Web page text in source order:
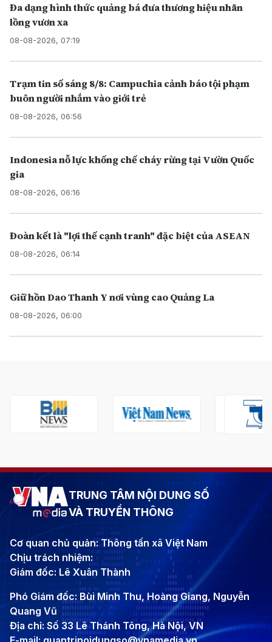
Đa dạng hình thức quảng bá đưa thương hiệu nhãn
lồng vươn xa
08-08-2026, 07:19
Trạm tin số sáng 8/8: Campuchia cảnh báo tội phạm
buôn người nhắm vào giới trẻ
08-08-2026, 06:56
Indonesia nỗ lực khống chế cháy rừng tại Vườn Quốc
gia
08-08-2026, 06:16
Đoàn kết là "lợi thế cạnh tranh" đặc biệt của ASEAN
08-08-2026, 06:14
Giữ hồn Dao Thanh Y nơi vùng cao Quảng La
08-08-2026, 06:00
TRUNG TÂM NỘI DUNG SỐ
VÀ TRUYỀN THÔNG
Cơ quan chủ quản: Thông tấn xã Việt Nam
Chịu trách nhiệm:
Giám đốc: Lê Xuân Thành
Phó Giám đốc: Bùi Minh Thu, Hoàng Giang, Nguyễn
Quang Vũ
Địa chỉ: Số 33 Lê Thánh Tông, Hà Nội, VN